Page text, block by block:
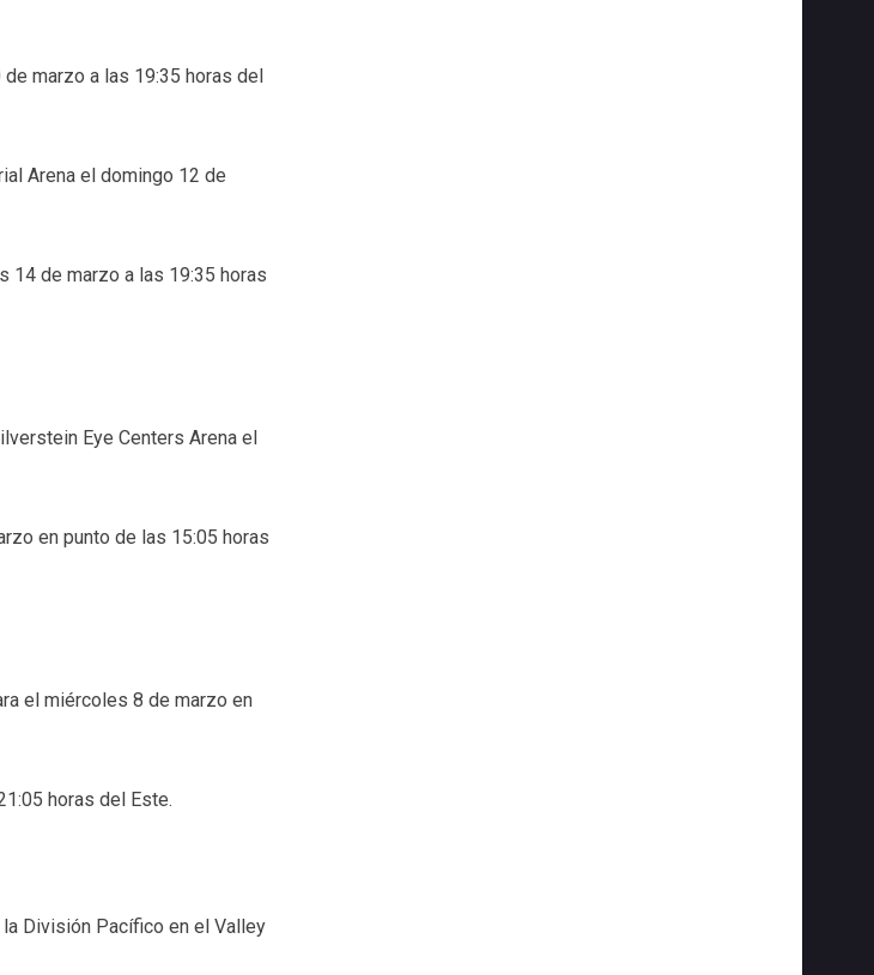
marzo a las 19:35 horas del
Arena el domingo 12 de
14 de marzo a las 19:35 horas
Eye Centers Arena el
en punto de las 15:05 horas
el miércoles 8 de marzo en
horas del Este.
División Pacífico en el Valley